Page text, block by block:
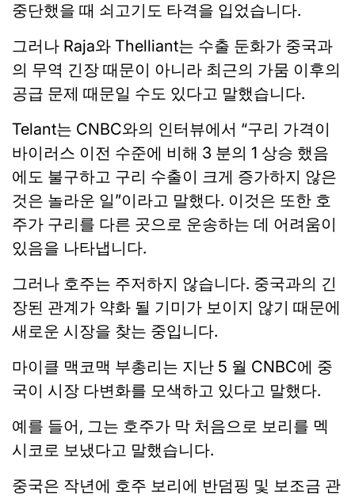
중단했을 때 쇠고기도 타격을 입었습니다.
그러나 Raja와 Thelliant는 수출 둔화가 중국과
의 무역 긴장 때문이 아니라 최근의 가뭄 이후의
공급 문제 때문일 수도 있다고 말했습니다.
Telant는 CNBC와의 인터뷰에서 “구리 가격이
바이러스 이전 수준에 비해 3 분의 1 상승 했음
에도 불구하고 구리 수출이 크게 증가하지 않은
것은 놀라운 일”이라고 말했다. 이것은 또한 호
주가 구리를 다른 곳으로 운송하는 데 어려움이
있음을 나타냅니다.
그러나 호주는 주저하지 않습니다. 중국과의 긴
장된 관계가 약화 될 기미가 보이지 않기 때문에
새로운 시장을 찾는 중입니다.
마이클 맥코맥 부총리는 지난 5 월 CNBC에 중
국이 시장 다변화를 모색하고 있다고 말했다.
예를 들어, 그는 호주가 막 처음으로 보리를 멕
시코로 보냈다고 말했습니다.
중국은 작년에 호주 보리에 반덤핑 및 보조금 관